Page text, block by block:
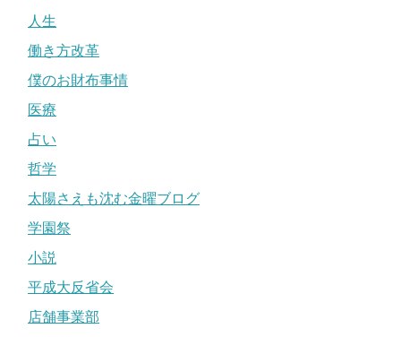
人生
働き方改革
僕のお財布事情
医療
占い
哲学
太陽さえも沈む金曜ブログ
学園祭
小説
平成大反省会
店舗事業部